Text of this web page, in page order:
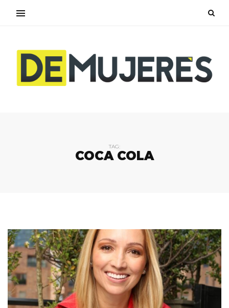
TAG:
COCA COLA